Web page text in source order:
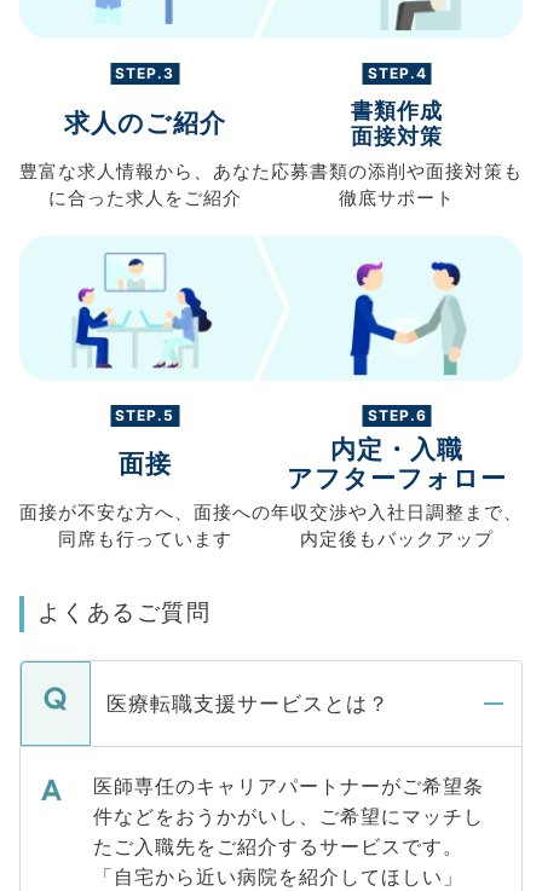
STEP.3
求人のご紹介
豊富な求人情報から、 あなた
に合った求人を ご紹介
STEP.4
書類作成
面接対策
応募書類の添削や面接対策も
徹底サポート
STEP.5
面接
面接が不安な方へ、 面接への
同席も行っています
STEP.6
内定・入職
アフターフォロー
年収交渉や入社日調整まで、
内定後もバックアップ
よくあるご質問
医療転職支援サービスとは？
医師専任のキャリアパートナーがご希望条
件などをおうかがいし、ご希望にマッチし
たご入職先をご紹介するサービスです。
「自宅から近い病院を紹介してほしい」